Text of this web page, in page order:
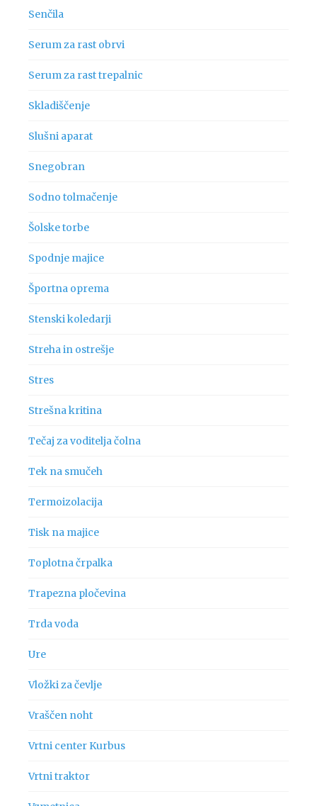
Senčila
Serum za rast obrvi
Serum za rast trepalnic
Skladiščenje
Slušni aparat
Snegobran
Sodno tolmačenje
Šolske torbe
Spodnje majice
Športna oprema
Stenski koledarji
Streha in ostrešje
Stres
Strešna kritina
Tečaj za voditelja čolna
Tek na smučeh
Termoizolacija
Tisk na majice
Toplotna črpalka
Trapezna pločevina
Trda voda
Ure
Vložki za čevlje
Vraščen noht
Vrtni center Kurbus
Vrtni traktor